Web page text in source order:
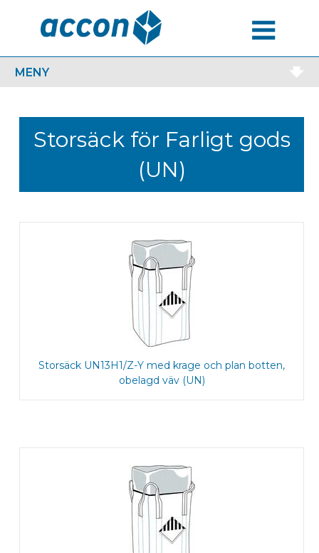
MENU
Storsäck för Farligt gods
(UN)
Storsäck UN13H1/Z-Y med krage och plan botten,
obelagd väv (UN)
MENY